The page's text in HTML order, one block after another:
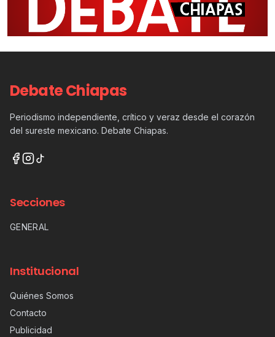
Debate Chiapas
Periodismo independiente, crítico y veraz desde el corazón
del sureste mexicano. Debate Chiapas.
Secciones
GENERAL
Institucional
Quiénes Somos
Contacto
Publicidad